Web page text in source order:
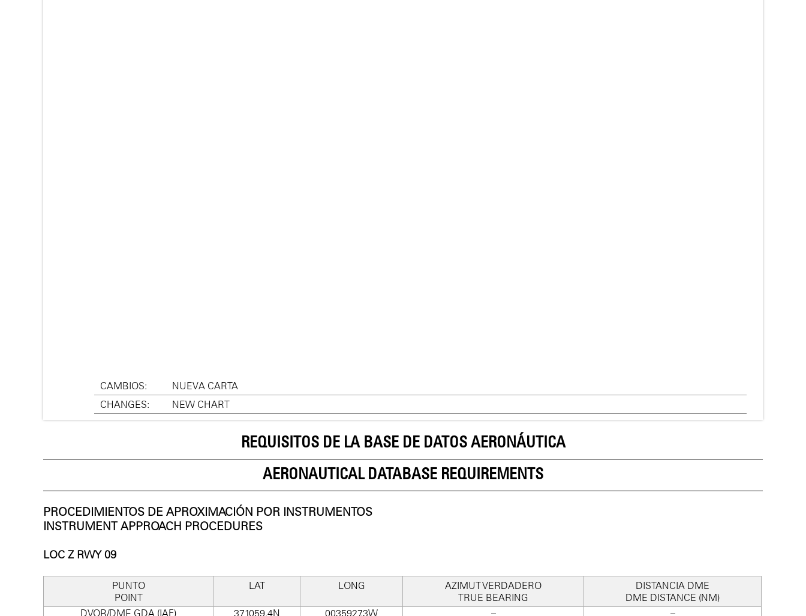
CAMBIOS:
NUEVA CARTA
CHANGES:
NEW CHART
REQUISITOS DE LA BASE DE DATOS AERONÁUTICA
AERONAUTICAL DATABASE REQUIREMENTS
PROCEDIMIENTOS DE APROXIMACIÓN POR INSTRUMENTOS
INSTRUMENT APPROACH PROCEDURES
LOC Z RWY 09
PUNTO
POINT
LAT LONG
AZIMUT VERDADERO
TRUE BEARING
DISTANCIA DME
DME DISTANCE (NM)
DVOR/DME GDA (IAF)
371059.4N 0035927.3W – –